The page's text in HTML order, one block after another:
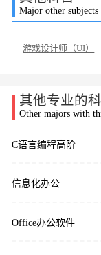
Major other subjects
游戏设计师（UI）
其他专业的
Other majors with
C语言编程高阶
信息化办公
Office办公软件